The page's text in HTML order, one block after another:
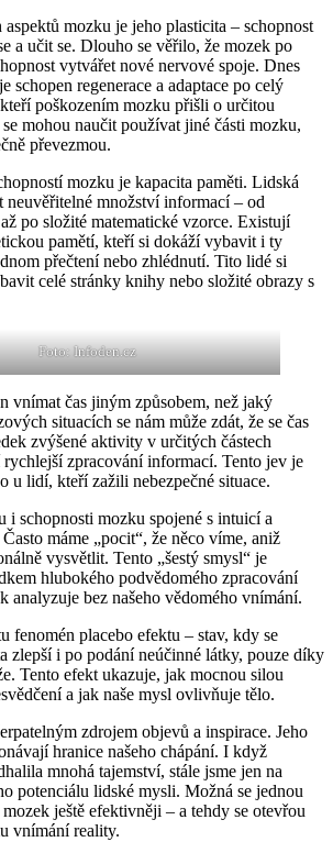
mozku je jeho plasticita – schopnost
a učit se. Dlouho se věřilo, že mozek po
vytvářet nové nervové spoje. Dnes
schopen regenerace a adaptace po celý
poškozením mozku přišli o určitou
mohou naučit používat jiné části mozku,
převezmou.
mozku je kapacita paměti. Lidská
neuvěřitelné množství informací – od
po složité matematické vzorce. Existují
pamětí, kteří si dokáží vybavit i ty
přečtení nebo zhlédnutí. Tito lidé si
celé stránky knihy nebo složité obrazy s
Foto: Infoden.cz
vnímat čas jiným způsobem, než jaký
situacích se nám může zdát, že se čas
zvýšené aktivity v určitých částech
zpracování informací. Tento jev je
u lidí, kteří zažili nebezpečné situace.
i schopnosti mozku spojené s intuicí a
máme „pocit“, že něco víme, aniž
vysvětlit. Tento „šestý smysl“ je
hlubokého podvědomého zpracování
analyzuje bez našeho vědomého vnímání.
fenomén placebo efektu – stav, kdy se
zlepší i po podání neúčinné látky, pouze díky
Tento efekt ukazuje, jak mocnou silou
a jak naše mysl ovlivňuje tělo.
zdrojem objevů a inspirace. Jeho
hranice našeho chápání. I když
mnohá tajemství, stále jsme jen na
potenciálu lidské mysli. Možná se jednou
ještě efektivněji – a tehdy se otevřou
vnímání reality.